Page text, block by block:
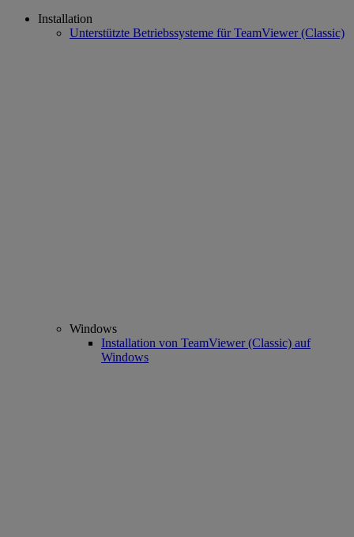
Installation
Unterstützte Betriebssysteme für TeamViewer (Classic)
Windows
Installation von TeamViewer (Classic) auf
Windows